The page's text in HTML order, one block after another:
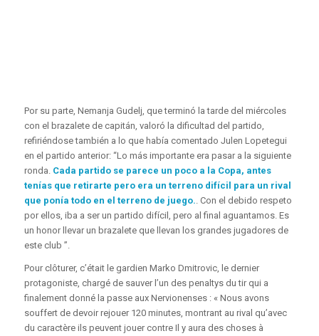
Por su parte, Nemanja Gudelj, que terminó la tarde del miércoles
con el brazalete de capitán, valoró la dificultad del partido,
refiriéndose también a lo que había comentado Julen Lopetegui
en el partido anterior: “Lo más importante era pasar a la siguiente
ronda. Cada partido se parece un poco a la Copa, antes
tenías que retirarte pero era un terreno difícil para un rival
que ponía todo en el terreno de juego.. Con el debido respeto
por ellos, iba a ser un partido difícil, pero al final aguantamos. Es
un honor llevar un brazalete que llevan los grandes jugadores de
este club ”.
Pour clôturer, c’était le gardien Marko Dmitrovic, le dernier
protagoniste, chargé de sauver l’un des penaltys du tir qui a
finalement donné la passe aux Nervionenses : « Nous avons
souffert de devoir rejouer 120 minutes, montrant au rival qu’avec
du caractère ils peuvent jouer contre Il y aura des choses à